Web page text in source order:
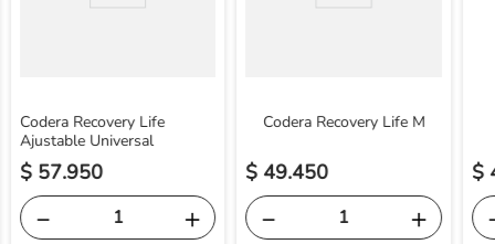
Codera Recovery Life
Ajustable Universal
$ 57.950
＋
－
Codera Recovery Life M
$ 49.450
＋
－
$